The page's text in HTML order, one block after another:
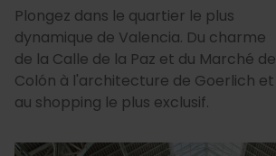
Plongez dans le quartier le plus
dynamique de Valencia. Du charme
de la Calle de la Paz et du Marché de
Colón à l'architecture de Goerlich et
au shopping le plus exclusif.